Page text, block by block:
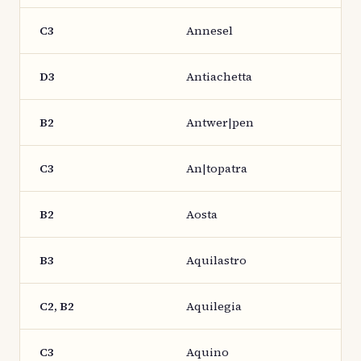
C3 Annesel
D3 Antiachetta
B2 Antwer|pen
C3 An|topatra
B2 Aosta
B3 Aquilastro
C2, B2 Aquilegia
C3 Aquino